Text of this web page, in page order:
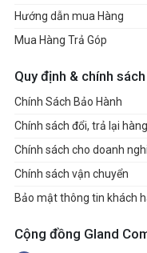
Hướng dẫn mua Hàng
Mua Hàng Trả Góp
Quy định & chính sách
Chính Sách Bảo Hành
Chính sách đổi, trả lại hàng
Chính sách cho doanh
Chính sách vận chuyển
Bảo mật thông tin khách
Cộng đồng Gland